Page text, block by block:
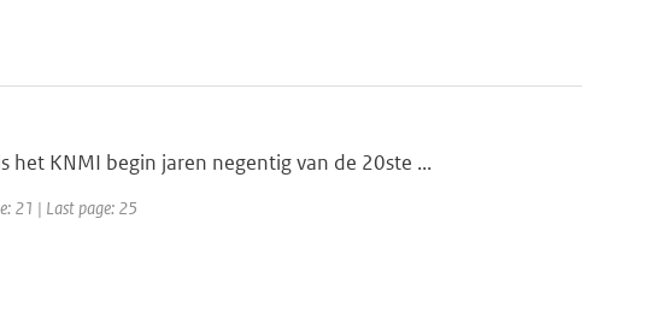
KNMI begin jaren negentig van de 20ste ...
21 | Last page: 25